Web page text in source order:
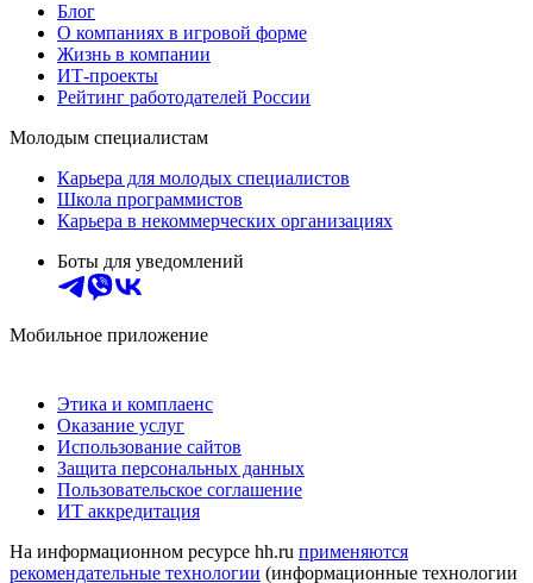
Блог
О компаниях в игровой форме
Жизнь в компании
ИТ-проекты
Рейтинг работодателей России
Молодым специалистам
Карьера для молодых специалистов
Школа программистов
Карьера в некоммерческих организациях
Боты для уведомлений
Мобильное приложение
Этика и комплаенс
Оказание услуг
Использование сайтов
Защита персональных данных
Пользовательское соглашение
ИТ аккредитация
На информационном ресурсе hh.ru применяются
рекомендательные технологии (информационные технологии